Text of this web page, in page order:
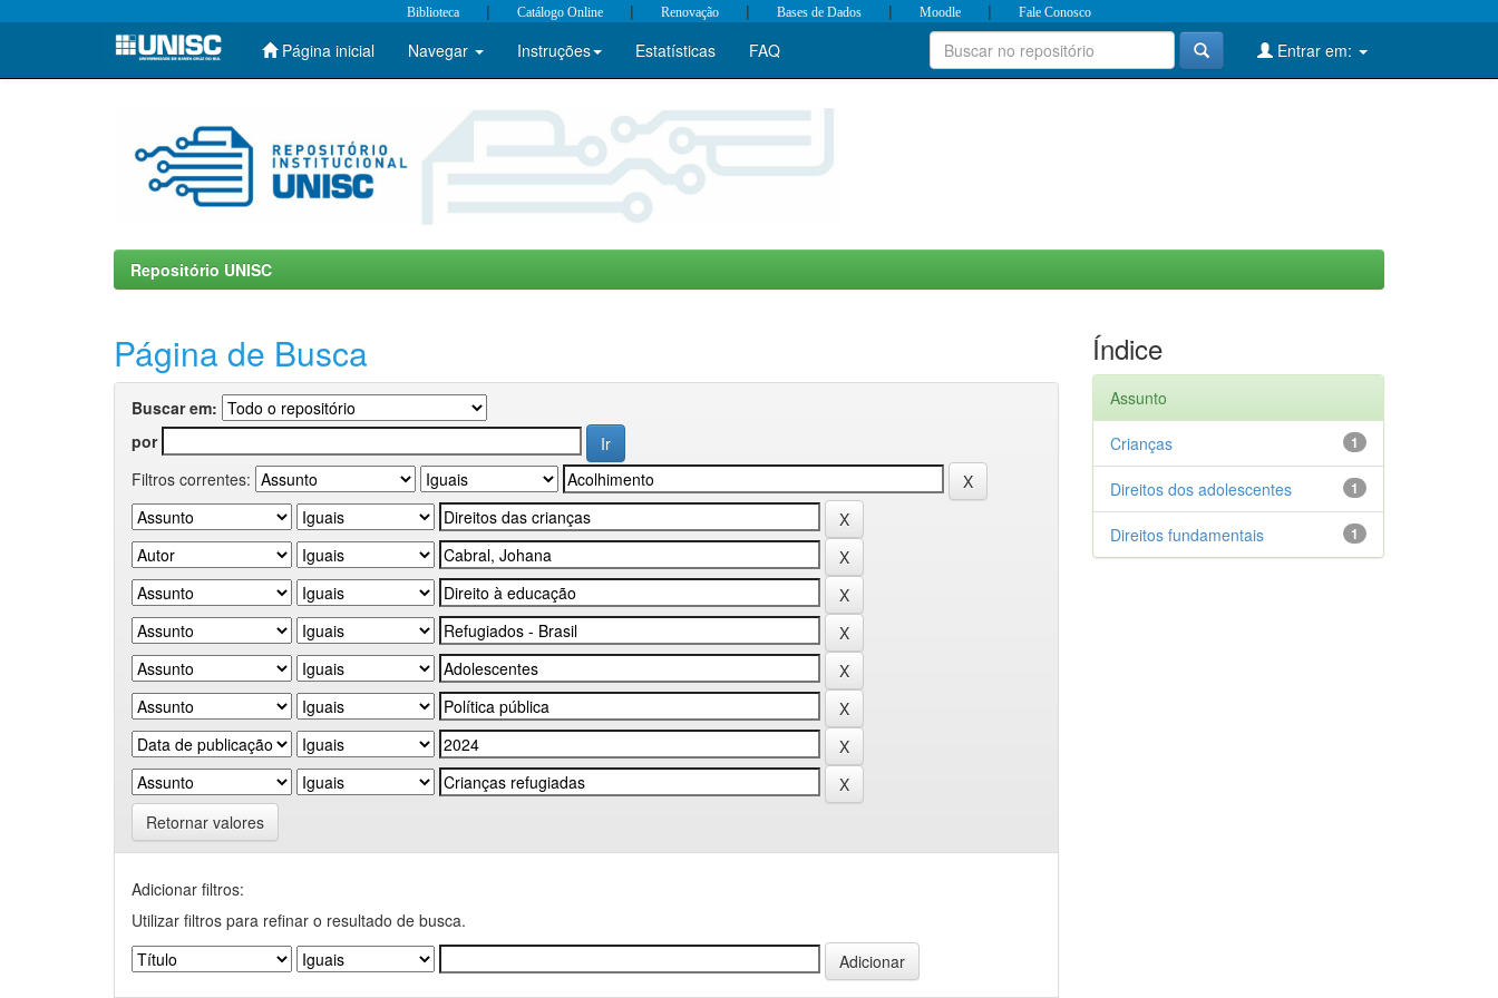
Skip
Biblioteca | Catálogo Online | Renovação | Bases de Dados | Moodle | Fale Conosco
Página inicial Navegar Instruções Estatísticas FAQ Entrar em:
Repositório UNISC
Página de Busca
Buscar em:
por
Filtros correntes:
Retornar valores
Adicionar filtros:
Utilizar filtros para refinar o resultado de busca.
Índice
Assunto
1
Crianças
1
Direitos dos adolescentes
1
Direitos fundamentais